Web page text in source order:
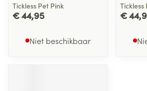
Tickless Pet Pink
€ 44,95
Niet beschikbaar
Tickless
€